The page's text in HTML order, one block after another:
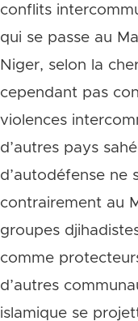
conflits
qui se passe au
Niger, selon la
cependant pas
violences
d’autres pays
d’autodéfense ne
contrairement au
groupes
comme
d’autres
islamique se